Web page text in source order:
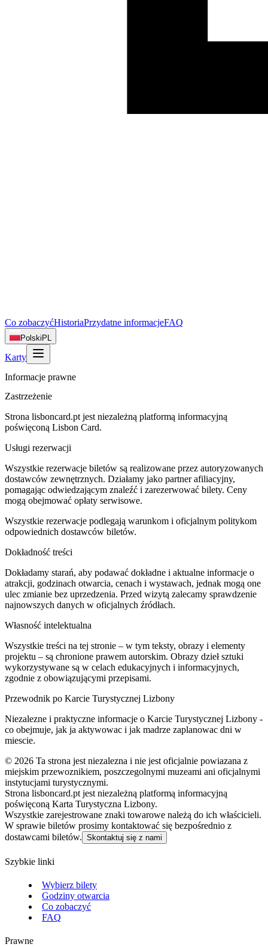
Co zobaczyćHistoriaPrzydatne informacjeFAQ
Polski PL
Karty
Informacje prawne
Zastrzeżenie
Strona lisboncard.pt jest niezależną platformą informacyjną
poświęconą Lisbon Card.
Usługi rezerwacji
Wszystkie rezerwacje biletów są realizowane przez autoryzowanych
dostawców zewnętrznych. Działamy jako partner afiliacyjny,
pomagając odwiedzającym znaleźć i zarezerwować bilety. Ceny
mogą obejmować opłaty serwisowe.
Wszystkie rezerwacje podlegają warunkom i oficjalnym politykom
odpowiednich dostawców biletów.
Dokładność treści
Dokładamy starań, aby podawać dokładne i aktualne informacje o
atrakcji, godzinach otwarcia, cenach i wystawach, jednak mogą one
ulec zmianie bez uprzedzenia. Przed wizytą zalecamy sprawdzenie
najnowszych danych w oficjalnych źródłach.
Własność intelektualna
Wszystkie treści na tej stronie – w tym teksty, obrazy i elementy
projektu – są chronione prawem autorskim. Obrazy dzieł sztuki
wykorzystywane są w celach edukacyjnych i informacyjnych,
zgodnie z obowiązującymi przepisami.
Przewodnik po Karcie Turystycznej Lizbony
Niezalezne i praktyczne informacje o Karcie Turystycznej Lizbony -
co obejmuje, jak ja aktywowac i jak madrze zaplanowac dni w
miescie.
© 2026 Ta strona jest niezalezna i nie jest oficjalnie powiazana z
miejskim przewoznikiem, poszczegolnymi muzeami ani oficjalnymi
instytucjami turystycznymi.
Strona lisboncard.pt jest niezależną platformą informacyjną
poświęconą Karta Turystyczna Lizbony.
Wszystkie zarejestrowane znaki towarowe należą do ich właścicieli.
W sprawie biletów prosimy kontaktować się bezpośrednio z
dostawcami biletów. Skontaktuj się z nami
Szybkie linki
Wybierz bilety
Godziny otwarcia
Co zobaczyć
FAQ
Prawne